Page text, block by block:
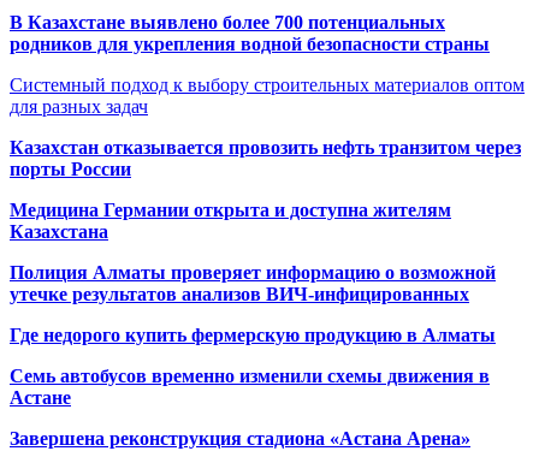
В Казахстане выявлено более 700 потенциальных
родников для укрепления водной безопасности страны
Системный подход к выбору строительных материалов оптом
для разных задач
Казахстан отказывается провозить нефть транзитом через
порты России
Медицина Германии открыта и доступна жителям
Казахстана
Полиция Алматы проверяет информацию о возможной
утечке результатов анализов ВИЧ-инфицированных
Где недорого купить фермерскую продукцию в Алматы
Семь автобусов временно изменили схемы движения в
Астане
Завершена реконструкция стадиона «Астана Арена»